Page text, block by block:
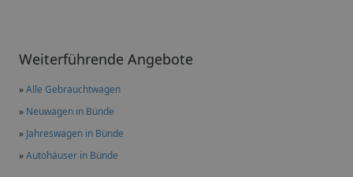
Weiterführende Angebote
»Alle Gebrauchtwagen
» Neuwagen in Bünde
» Jahreswagen in Bünde
»Autohäuser in Bünde